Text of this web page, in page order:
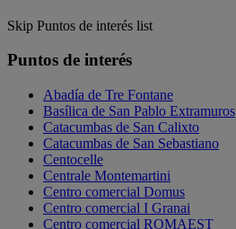
Skip Puntos de interés list
Puntos de interés
Abadía de Tre Fontane
Basílica de San Pablo Extramuros
Catacumbas de San Calixto
Catacumbas de San Sebastiano
Centocelle
Centrale Montemartini
Centro comercial Domus
Centro comercial I Granai
Centro comercial ROMAEST